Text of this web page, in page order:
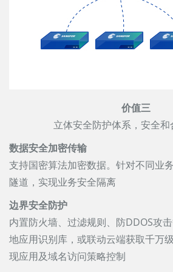
价值三
立体安全防护体系，安全
数据安全加密传输
支持国密算法加密数据。针对不同业
隧道，实现业务安全隔离
边界安全防护
内置防火墙、过滤规则、防DDOS攻
地应用识别库，或联动云端获取千万
现应用及域名访问策略控制